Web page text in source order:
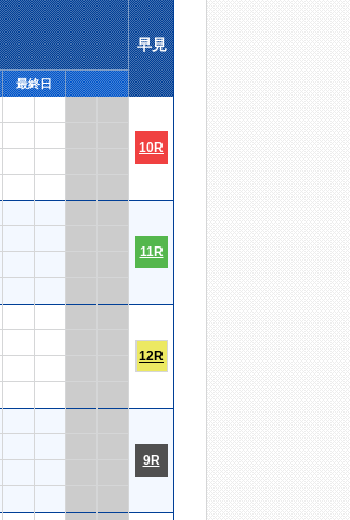
早見
最終日
10R
11R
12R
9R